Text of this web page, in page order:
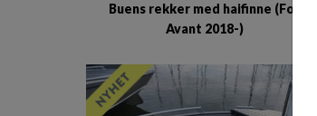
Buens rekker med haifinne (Fox
Avant 2018-)